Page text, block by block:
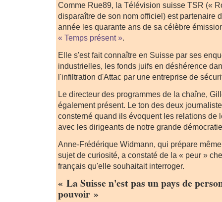
Comme Rue89, la Télévision suisse TSR («
disparaître de son nom officiel) est partenaire
année les quarante ans de sa célèbre
« Temps présent ».
Elle s'est fait connaître en Suisse par ses
industrielles, les fonds juifs en déshérence
l'infiltration d'Attac par une entreprise de
Le directeur des programmes de la chaîne,
également présent. Le ton des deux
consterné quand ils évoquent les relations de
avec les dirigeants de notre grande
Anne-Frédérique Widmann, qui prépare
sujet de curiosité, a constaté de la « peur »
français qu'elle souhaitait interroger.
« La Suisse n'est pas un pays de
pouvoir »